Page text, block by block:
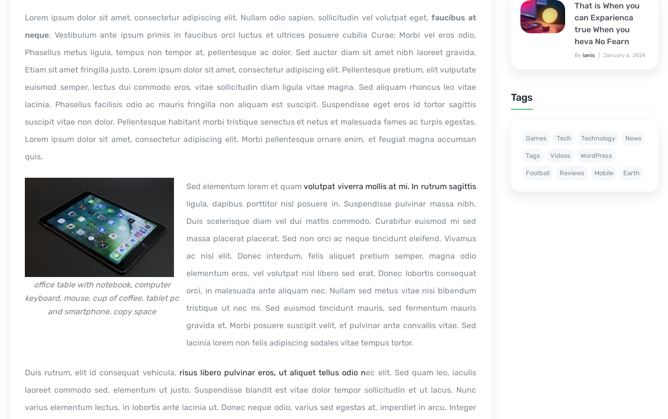
Lorem ipsum dolor sit amet, consectetur adipiscing elit. Nullam odio sapien, sollicitudin vel volutpat eget, faucibus at
neque. Vestibulum ante ipsum primis in faucibus orci luctus et ultrices posuere cubilia Curae; Morbi vel eros odio.
Phasellus metus ligula, tempus non tempor at, pellentesque ac dolor. Sed auctor diam sit amet nibh laoreet gravida.
Etiam sit amet fringilla justo. Lorem ipsum dolor sit amet, consectetur adipiscing elit. Pellentesque pretium, elit vulputate
euismod semper, lectus dui commodo eros, vitae sollicitudin diam ligula vitae magna. Sed aliquam rhoncus leo vitae
lacinia. Phasellus facilisis odio ac mauris fringilla non aliquam est suscipit. Suspendisse eget eros id tortor sagittis
suscipit vitae non dolor. Pellentesque habitant morbi tristique senectus et netus et malesuada fames ac turpis egestas.
Lorem ipsum dolor sit amet, consectetur adipiscing elit. Morbi pellentesque ornare enim, et feugiat magna accumsan
quis.
office table with notebook, computer
keyboard, mouse, cup of coffee, tablet pc
and smartphone. copy space
Sed elementum lorem et quam volutpat viverra mollis at mi. In rutrum sagittis
ligula, dapibus porttitor nisl posuere in. Suspendisse pulvinar massa nibh.
Duis scelerisque diam vel dui mattis commodo. Curabitur euismod mi sed
massa placerat placerat. Sed non orci ac neque tincidunt eleifend. Vivamus
ac nisl elit. Donec interdum, felis aliquet pretium semper, magna odio
elementum eros, vel volutpat nisl libero sed erat. Donec lobortis consequat
orci, in malesuada ante aliquam nec. Nullam sed metus vitae nisi bibendum
tristique ut nec mi. Sed euismod tincidunt mauris, sed fermentum mauris
gravida et. Morbi posuere suscipit velit, et pulvinar ante convallis vitae. Sed
lacinia lorem non felis adipiscing sodales vitae tempus tortor.
Duis rutrum, elit id consequat vehicula, risus libero pulvinar eros, ut aliquet tellus odio nec elit. Sed quam leo, iaculis
laoreet commodo sed, elementum ut justo. Suspendisse blandit est vitae dolor tempor sollicitudin et ut lacus. Nunc
varius elementum lectus, in lobortis ante lacinia ut. Donec neque odio, varius sed egestas at, imperdiet in arcu. Integer
That is When you
can Exparienca
true When you
heva No Fearn
Byianis January 6, 2024
Tags
Games Tech Technology News
Tags Videos WordPress
Football Reviews Mobile Earth